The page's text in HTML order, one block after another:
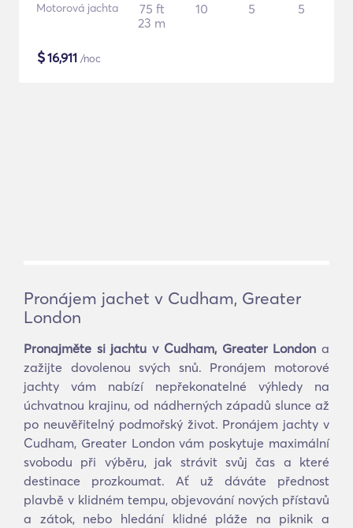
Motorová jachta
75 ft
23 m
10 5 5
$16,911 /noc
Pronájem jachet v Cudham, Greater
London
Pronajměte si jachtu v Cudham, Greater London a
zažijte dovolenou svých snů. Pronájem motorové
jachty vám nabízí nepřekonatelné výhledy na
úchvatnou krajinu, od nádherných západů slunce až
po neuvěřitelný podmořský život. Pronájem jachty v
Cudham, Greater London vám poskytuje maximální
svobodu při výběru, jak strávit svůj čas a které
destinace prozkoumat. Ať už dáváte přednost
plavbě v klidném tempu, objevování nových přístavů
a zátok, nebo hledání klidné pláže na piknik a